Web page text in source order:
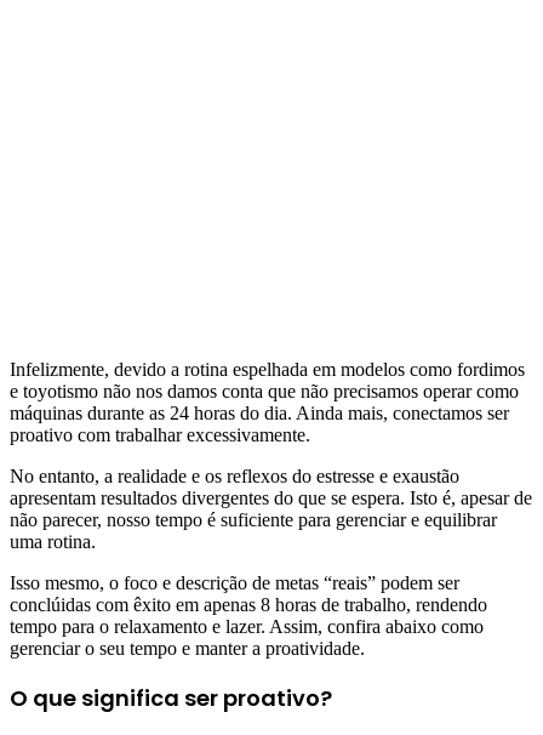
Infelizmente, devido a rotina espelhada em modelos como fordimos
e toyotismo não nos damos conta que não precisamos operar como
máquinas durante as 24 horas do dia. Ainda mais, conectamos ser
proativo com trabalhar excessivamente.
No entanto, a realidade e os reflexos do estresse e exaustão
apresentam resultados divergentes do que se espera. Isto é, apesar de
não parecer, nosso tempo é suficiente para gerenciar e equilibrar
uma rotina.
Isso mesmo, o foco e descrição de metas “reais” podem ser
conclúidas com êxito em apenas 8 horas de trabalho, rendendo
tempo para o relaxamento e lazer. Assim, confira abaixo como
gerenciar o seu tempo e manter a proatividade.
O que significa ser proativo?